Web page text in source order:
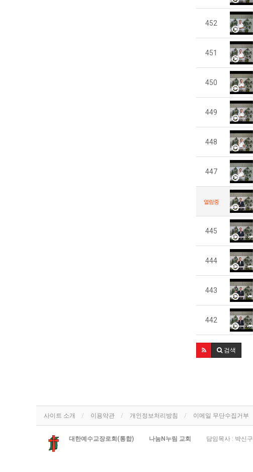
452
451
450
449
448
447
열람중
445
444
443
442
검색
사이트 소개 이용약관 개인정보처리방침 이메일 무단수집거부
대한예수교장로회(통합) 나눔N누림 교회 담임목사 : 박신구